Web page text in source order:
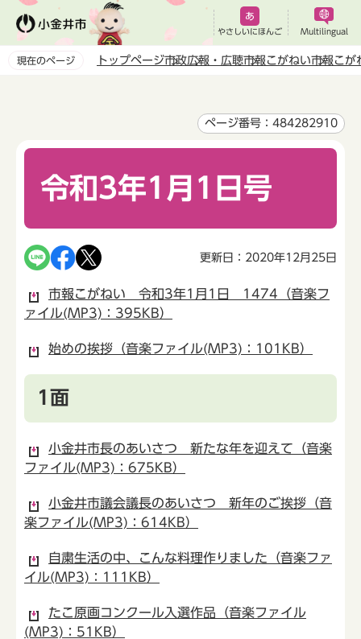
ペ
やさしいにほんご Multilingual
現在のページ トップページ市政広報・広聴市報こがねい市報こが
ページ番号：484282910
令和3年1月1日号
更新日：2020年12月25日
市報こがねい 令和3年1月1日 1474（音楽フ
ァイル(MP3)：395KB）
始めの挨拶（音楽ファイル(MP3)：101KB）
1面
小金井市長のあいさつ 新たな年を迎えて（音楽
ファイル(MP3)：675KB）
小金井市議会議長のあいさつ 新年のご挨拶（音
楽ファイル(MP3)：614KB）
自粛生活の中、こんな料理作りました（音楽ファ
イル(MP3)：111KB）
たこ原画コンクール入選作品（音楽ファイル
(MP3)：51KB）